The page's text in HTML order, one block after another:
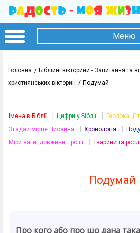
Меню
Головна
Біблійні вікторини - Запитання та
християнських вікторин
Подумай
Імена в Біблії Цифри у Біблії Геолокації
Згадай місце Писання Хронологія
Міри ваги, довжини, гроші Тварини та
Подумай
Про кого або про що дана